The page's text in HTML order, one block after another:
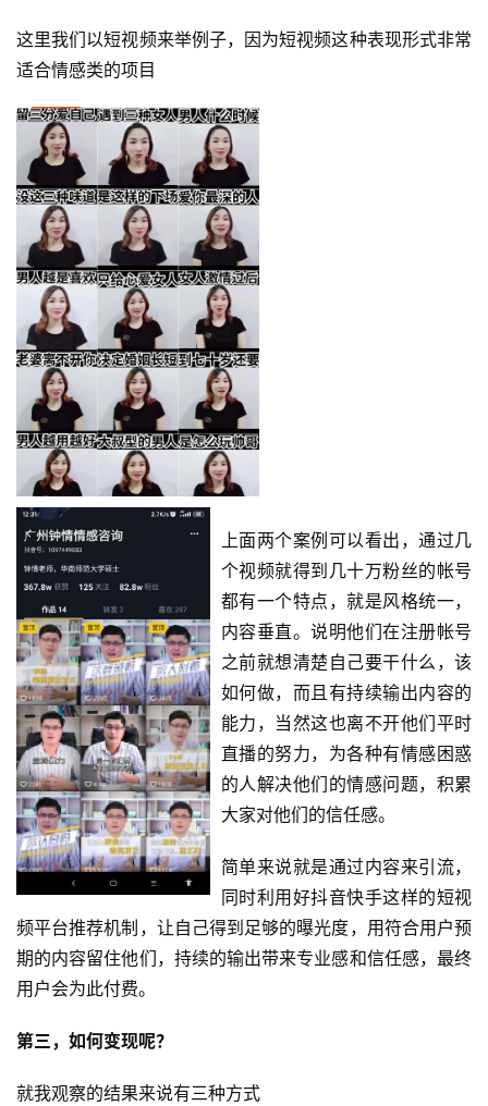
首
页
行
业
快
讯
开
眼
案
例
避
坑
指
营
这里我们以短视频来举例子，因为短视频这种表现形式非常
适合情感类的项目
上面两个案例可以看出，通过几
个视频就得到几十万粉丝的帐号
都有一个特点，就是风格统一，
内容垂直。说明他们在注册帐号
之前就想清楚自己要干什么，该
如何做，而且有持续输出内容的
能力，当然这也离不开他们平时
直播的努力，为各种有情感困惑
的人解决他们的情感问题，积累
大家对他们的信任感。
简单来说就是通过内容来引流，
同时利用好抖音快手这样的短视
频平台推荐机制，让自己得到足够的曝光度，用符合用户预
期的内容留住他们，持续的输出带来专业感和信任感，最终
用户会为此付费。
第三，如何变现呢？
就我观察的结果来说有三种方式